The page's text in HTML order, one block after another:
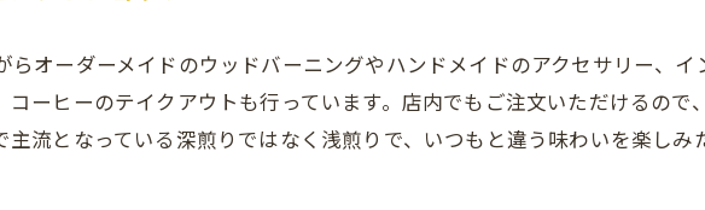
らオーダーメイドのウッドバーニングやハンドメイドのアクセサリー、
コーヒーのテイクアウトも行っています。店内でもご注文いただけるの
主流となっている深煎りではなく浅煎りで、いつもと違う味わいを楽しみ